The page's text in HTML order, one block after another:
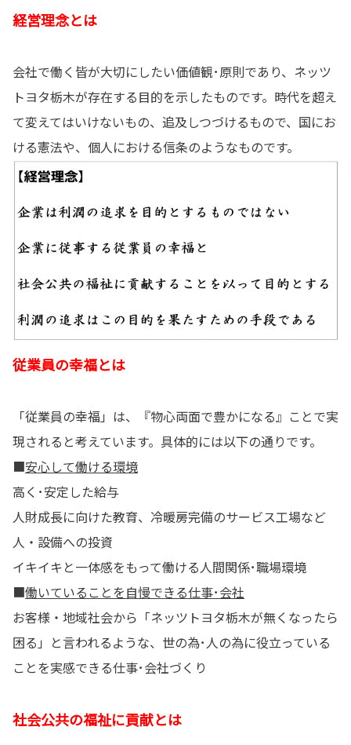
経営理念とは
会社で働く皆が大切にしたい価値観･原則であり、ネッツ
トヨタ栃木が存在する目的を示したものです。時代を超え
て変えてはいけないもの、追及しつづけるもので、国にお
ける憲法や、個人における信条のようなものです。
従業員の幸福とは
「従業員の幸福」は、『物心両面で豊かになる』ことで実
現されると考えています。具体的には以下の通りです。
■安心して働ける環境
高く･安定した給与
人財成長に向けた教育、冷暖房完備のサービス工場など
人・設備への投資
イキイキと一体感をもって働ける人間関係･職場環境
■働いていることを自慢できる仕事･会社
お客様・地域社会から「ネッツトヨタ栃木が無くなったら
困る」と言われるような、世の為･人の為に役立っている
ことを実感できる仕事･会社づくり
社会公共の福祉に貢献とは